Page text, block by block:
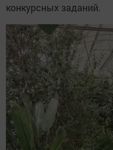
конкурсных заданий.